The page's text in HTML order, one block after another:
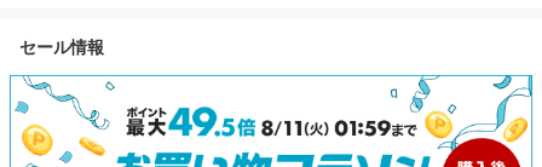
命 4000回サイクル 防災 家庭
クト アウト
猛暑 湿気
セール情報